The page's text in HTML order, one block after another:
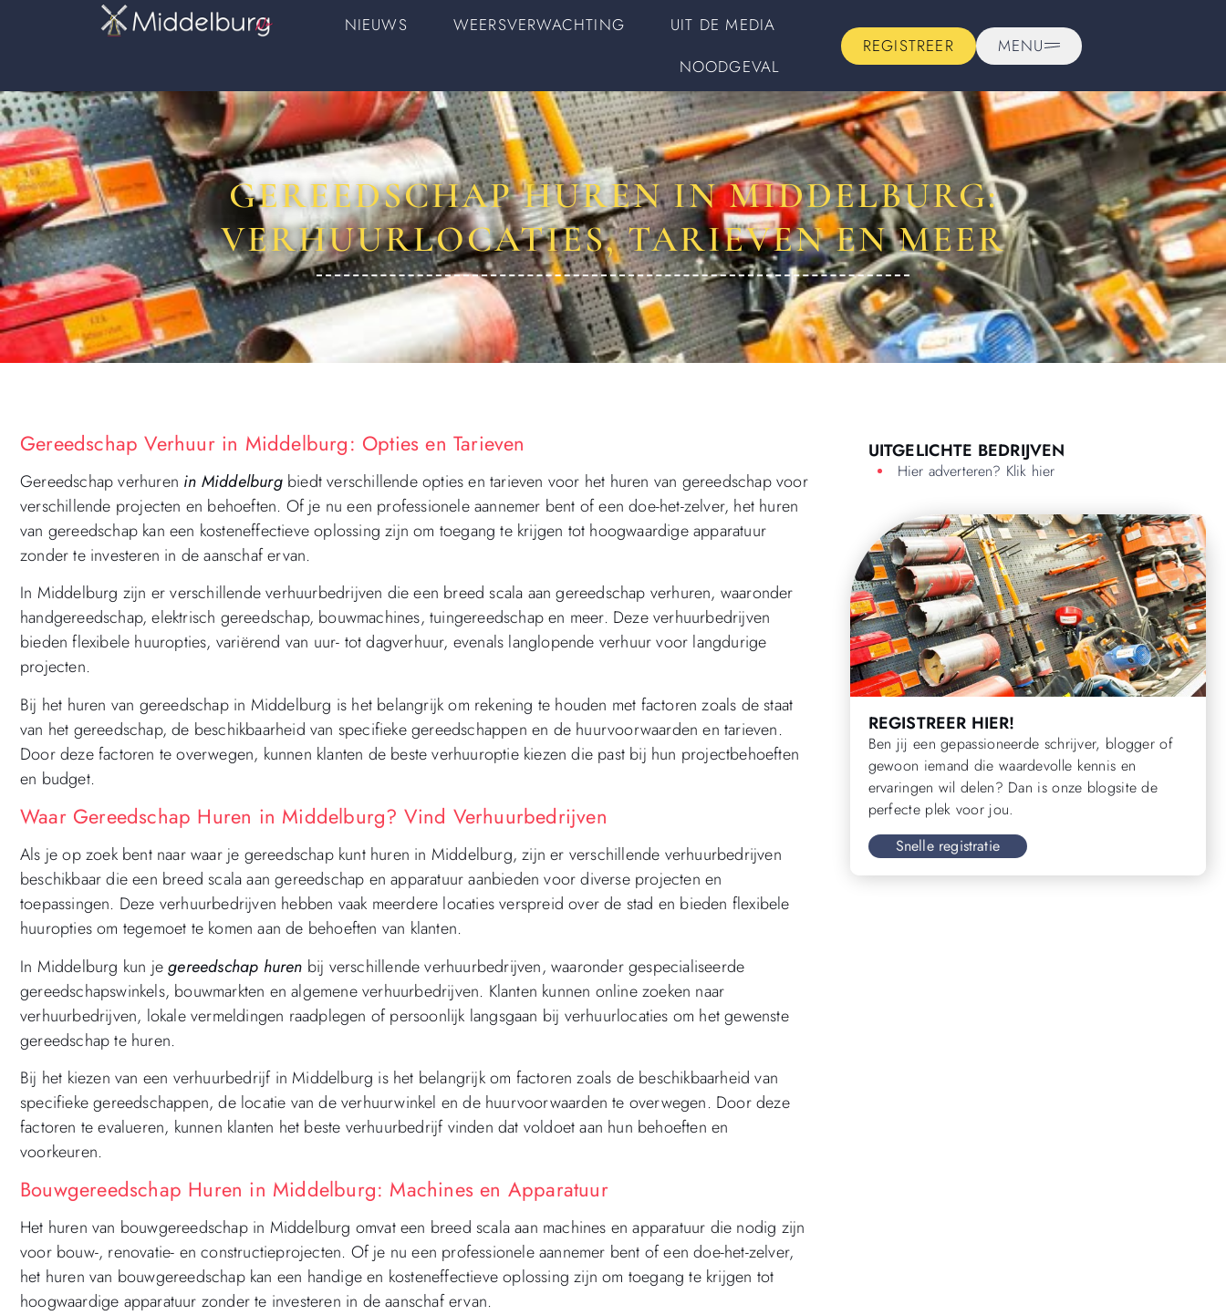
NIEUWS WEERSVERWACHTING
UIT DE MEDIA
NOODGEVAL
REGISTREER MENU
GEREEDSCHAP HUREN IN MIDDELBURG:
VERHUURLOCATIES, TARIEVEN EN MEER
Gereedschap Verhuur in Middelburg: Opties en Tarieven
Gereedschap verhuren in Middelburgbiedt verschillende opties en tarieven voor het huren van gereedschap voor
verschillende projecten en behoeften. Of je nu een professionele aannemer bent of een doe-het-zelver, het huren
van gereedschap kan een kosteneffectieve oplossing zijn om toegang te krijgen tot hoogwaardige apparatuur
zonder te investeren in de aanschaf ervan.
In Middelburg zijn er verschillende verhuurbedrijven die een breed scala aan gereedschap verhuren, waaronder
handgereedschap, elektrisch gereedschap, bouwmachines, tuingereedschap en meer. Deze verhuurbedrijven
bieden flexibele huuropties, variërend van uur- tot dagverhuur, evenals langlopende verhuur voor langdurige
projecten.
Bij het huren van gereedschap in Middelburg is het belangrijk om rekening te houden met factoren zoals de staat
van het gereedschap, de beschikbaarheid van specifieke gereedschappen en de huurvoorwaarden en tarieven.
Door deze factoren te overwegen, kunnen klanten de beste verhuuroptie kiezen die past bij hun projectbehoeften
en budget.
Waar Gereedschap Huren in Middelburg? Vind Verhuurbedrijven
Als je op zoek bent naar waar je gereedschap kunt huren in Middelburg, zijn er verschillende verhuurbedrijven
beschikbaar die een breed scala aan gereedschap en apparatuur aanbieden voor diverse projecten en
toepassingen. Deze verhuurbedrijven hebben vaak meerdere locaties verspreid over de stad en bieden flexibele
huuropties om tegemoet te komen aan de behoeften van klanten.
In Middelburg kun jegereedschap huren bij verschillende verhuurbedrijven, waaronder gespecialiseerde
gereedschapswinkels, bouwmarkten en algemene verhuurbedrijven. Klanten kunnen online zoeken naar
verhuurbedrijven, lokale vermeldingen raadplegen of persoonlijk langsgaan bij verhuurlocaties om het gewenste
gereedschap te huren.
Bij het kiezen van een verhuurbedrijf in Middelburg is het belangrijk om factoren zoals de beschikbaarheid van
specifieke gereedschappen, de locatie van de verhuurwinkel en de huurvoorwaarden te overwegen. Door deze
factoren te evalueren, kunnen klanten het beste verhuurbedrijf vinden dat voldoet aan hun behoeften en
voorkeuren.
Bouwgereedschap Huren in Middelburg: Machines en Apparatuur
Het huren van bouwgereedschap in Middelburg omvat een breed scala aan machines en apparatuur die nodig zijn
voor bouw-, renovatie- en constructieprojecten. Of je nu een professionele aannemer bent of een doe-het-zelver,
het huren van bouwgereedschap kan een handige en kosteneffectieve oplossing zijn om toegang te krijgen tot
hoogwaardige apparatuur zonder te investeren in de aanschaf ervan.
UITGELICHTE BEDRIJVEN
Hier adverteren? Klik hier
REGISTREER HIER!
Ben jij een gepassioneerde schrijver, blogger of
gewoon iemand die waardevolle kennis en
ervaringen wil delen? Dan is onze blogsite de
perfecte plek voor jou.
Snelle registratie